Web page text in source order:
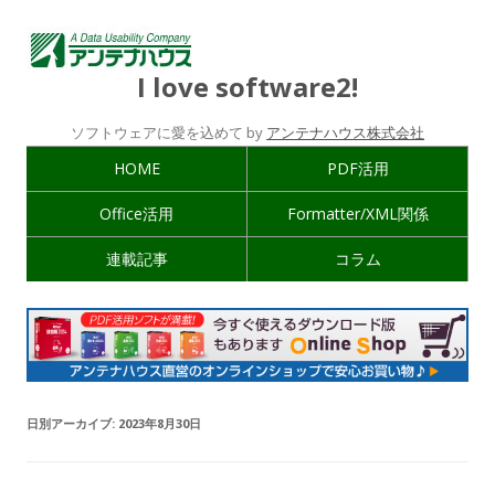
I love software2!
ソフトウェアに愛を込めて by アンテナハウス株式会社
HOME PDF活用
Office活用 Formatter/XML関係
連載記事 コラム
日別アーカイブ: 2023年8月30日